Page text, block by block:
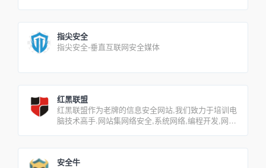
指尖安全
指尖安全-垂直互联网安全媒体
红黑联盟
红黑联盟作为老牌的信息安全网站,我们致力于培训电
脑技术高手.网站集网络安全,系统网络,编程开发,网站
安全牛